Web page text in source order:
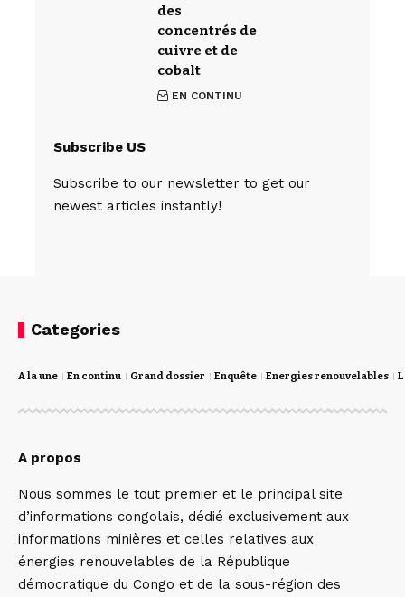
des
concentrés de
cuivre et de
cobalt
EN CONTINU
Subscribe US
Subscribe to our newsletter to get our
newest articles instantly!
Categories
A la une En continu Grand dossier Enquête Energies renouvelables
A propos
Nous sommes le tout premier et le principal site
d’informations congolais, dédié exclusivement aux
informations minières et celles relatives aux
énergies renouvelables de la République
démocratique du Congo et de la sous-région des